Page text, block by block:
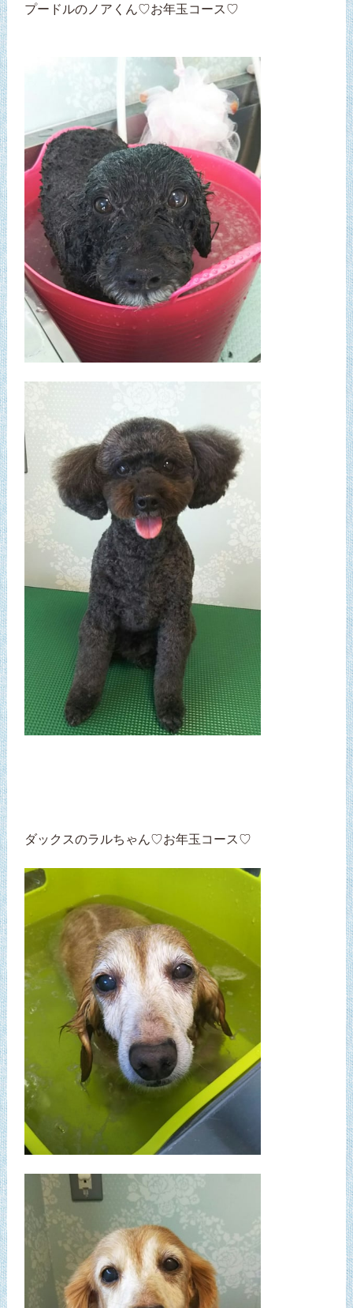
プードルのノアくん♡お年玉コース♡
ダックスのラルちゃん♡お年玉コース♡